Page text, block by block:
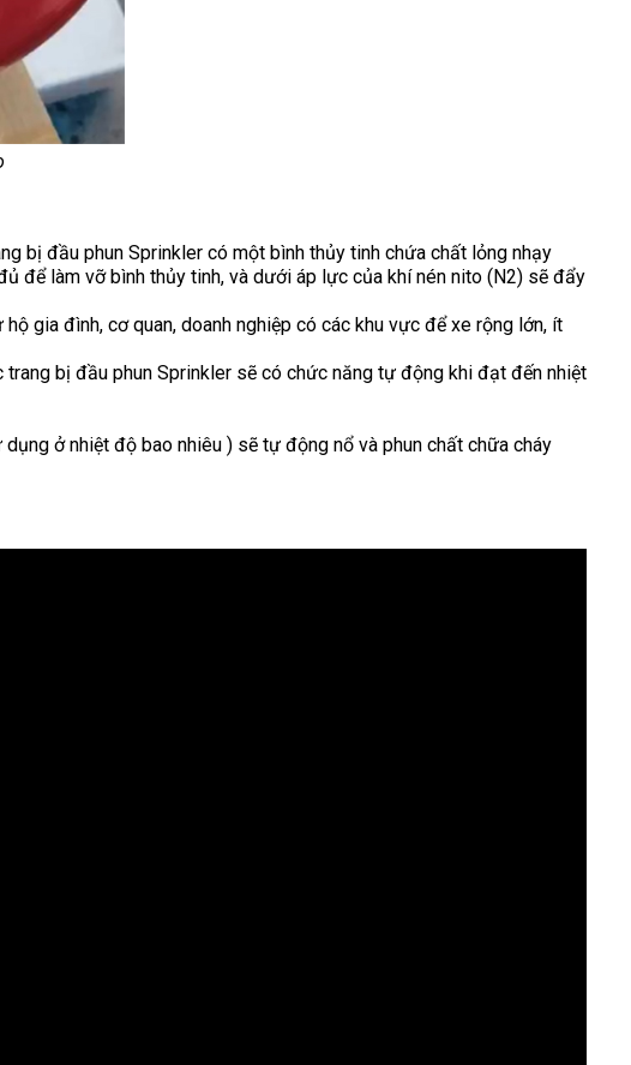
bị đầu phun Sprinkler có một bình thủy tinh chứa chất lỏng nhạy
để làm vỡ bình thủy tinh, và dưới áp lực của khí nén nito (N2) sẽ đẩy
gia đình, cơ quan, doanh nghiệp có các khu vực để xe rộng lớn, ít
bị đầu phun Sprinkler sẽ có chức năng tự động khi đạt đến nhiệt
ở nhiệt độ bao nhiêu ) sẽ tự động nổ và phun chất chữa cháy